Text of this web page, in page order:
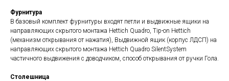
Фурнитура
В базовый комплект фурнитуры входят петли и выдвижные ящики на
направляющих скрытого монтажа Hettich Quadro, Tip-on Hettich
(механизм открывания от нажатия), Выдвижной ящик (корпус ЛДСП) на
направляющих скрытого монтажа Hettich Quadro SilentSystem
частичного выдвижения с доводчиком, способ открывания от ручки Гола.
Столешница